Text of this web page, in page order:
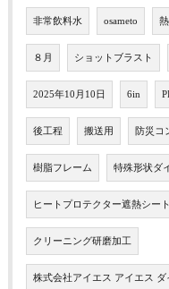
非常飲料水 osameto
８月 ショットブラスト
2025年10月10日 6in
後工程 搬送用 防災コ
樹脂フレーム 特殊形状ダ
ヒートプロテクター遮熱シート
クリーニング研磨加工
株式会社アイエス アイエス